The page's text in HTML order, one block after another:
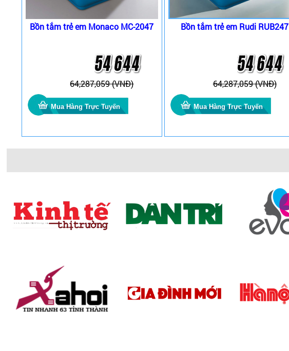
Bồn tắm trẻ em Monaco MC-2047
64,287,059 (VNĐ)
Bồn tắm trẻ em Rudi RUB247
64,287,059 (VNĐ)